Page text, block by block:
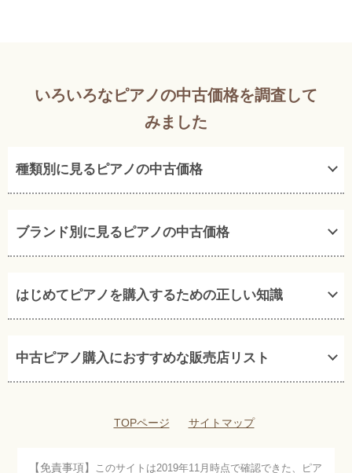
いろいろなピアノの中古価格を調査して
みました
種類別に見るピアノの中古価格
ブランド別に見るピアノの中古価格
はじめてピアノを購入するための正しい知識
中古ピアノ購入におすすめな販売店リスト
TOPページ サイトマップ
【免責事項】 このサイトは2019年11月時点で確認できた、ピア